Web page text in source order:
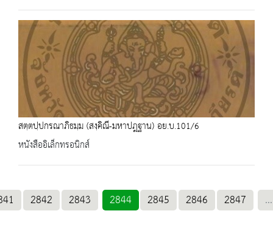
สตฺตปฺปกรณาภิธมฺม (สงฺคิณี-มหาปฎฐาน) อย.บ.101/6
หนังสืออิเล็กทรอนิกส์
2842 2843 2844 2845 2846 2847 ...